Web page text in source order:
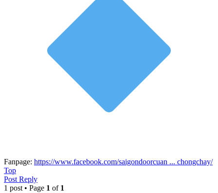
Fanpage: https://www.facebook.com/saigondoorcuan ... chongchay/
Top
Post Reply
1 post • Page 1 of 1